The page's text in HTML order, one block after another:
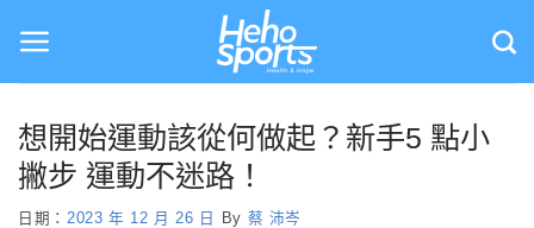
content
想開始運動該從何做起？新手5 點小
撇步 運動不迷路！
日期： 2023 年 12 月 26 日 By 蔡 沛岑